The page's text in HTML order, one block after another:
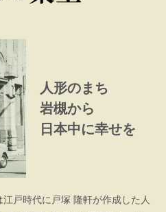
人形のまち
岩槻から
日本中に幸せを
戸時代に戸塚 隆軒が作成した人